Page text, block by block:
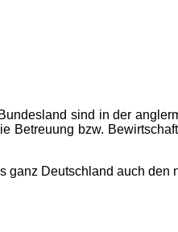
sind in der
Betreuung bzw.
ganz Deutschland auch